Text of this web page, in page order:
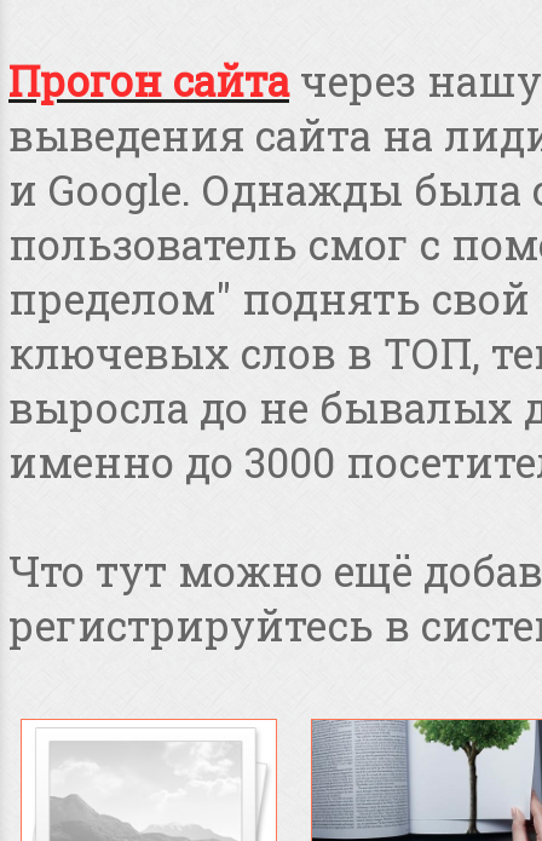
Прогон сайта через
выведения сайта на
и Google. Однажды была
пользователь смог с
пределом" поднять свой
ключевых слов в ТОП,
выросла до не бывалых
именно до 3000
Что тут можно ещё
регистрируйтесь в